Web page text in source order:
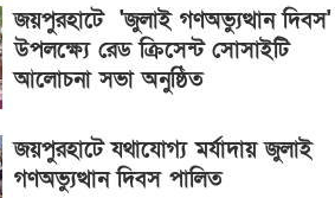
জয়পুরহাটে 'জুলাই গণঅভ্যুত্থান দিবস'
উপলক্ষ্যে রেড ক্রিসেন্ট সোসাইটি
আলোচনা সভা অনুষ্ঠিত
জয়পুরহাটে যথাযোগ্য মর্যাদায় জুলাই
গণঅভ্যুত্থান দিবস পালিত